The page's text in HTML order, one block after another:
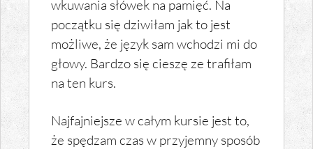
wkuwania słówek na pamięć. Na
początku się dziwiłam jak to jest
możliwe, że język sam wchodzi mi do
głowy. Bardzo się cieszę ze trafiłam
na ten kurs.
Najfajniejsze w całym kursie jest to,
że spędzam czas w przyjemny sposób